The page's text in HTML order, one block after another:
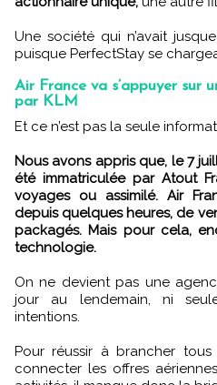
Une société qui n’avait
puisque PerfectStay se
Air France va s’appuyer sur
par KLM
Et ce n’est pas la seule
Nous avons appris que, le 7
été immatriculée par Atout
voyages ou assimilé. Air
depuis quelques heures, de
packagés. Mais pour cela,
technologie.
On ne devient pas une
jour au lendemain, ni
intentions.
Pour réussir à brancher
connecter les offres